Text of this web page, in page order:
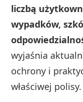
liczbą
wypadków,
wyjaśnia
ochrony i
właściwej polisy.